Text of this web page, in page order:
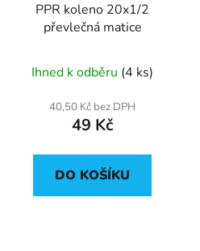
PPR koleno 20x1/2
převlečná matice
Ihned k odběru (4 ks)
40,50 Kč bez DPH
49 Kč
DO KOŠÍKU